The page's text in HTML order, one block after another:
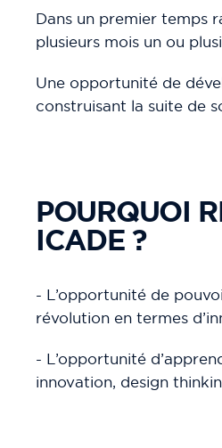
Dans un premier temps
plusieurs mois un ou
Une opportunité de
construisant la suite de
POURQUOI
ICADE ?
- L’opportunité de
révolution en termes
- L’opportunité
innovation, design